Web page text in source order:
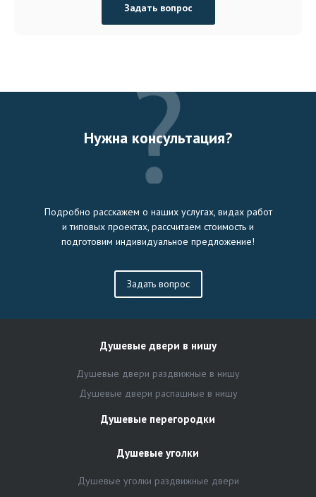
Задать вопрос
Нужна консультация?
Подробно расскажем о наших услугах, видах работ
и типовых проектах, рассчитаем стоимость и
подготовим индивидуальное предложение!
Задать вопрос
Душевые двери в нишу
Душевые двери раздвижные в нишу
Душевые двери распашные в нишу
Душевые перегородки
Душевые уголки
Душевые уголки раздвижные двери